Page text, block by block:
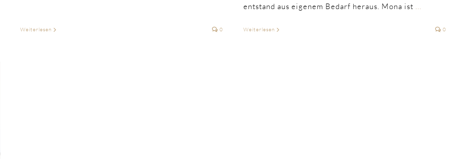
Weiterlesen 0
entstand aus eigenem Bedarf heraus. Mona ist ...
Weiterlesen 0